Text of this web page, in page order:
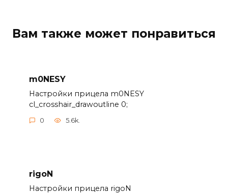
Вам также может понравиться
m0NESY
Настройки прицела m0NESY
cl_crosshair_drawoutline 0;
0 5.6k.
rigoN
Настройки прицела rigoN